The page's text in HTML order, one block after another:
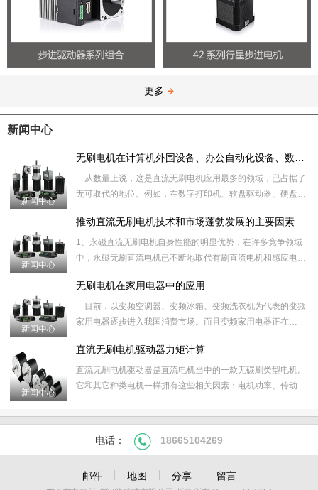
更多
新闻中心
新闻中心
从数量上说，这是直流无刷电机应用最多的领域，已占据了
无可取代的地位。例如，在数字打印机、软盘驱动器、硬盘驱
新闻中心
推动直流无刷电机技术和市场蓬勃发展的主要因素
1、永磁直流无刷电机自身性能的明显优势，在许多竞争领域
中，永磁无刷直流电机已不断地取代有刷直流电机和感应电
新闻中心
无刷电机在家用电器中的应用
目前，以变频空调器、变频冰箱、变频洗衣机为代表的变频
家用电器逐步进入我国消费市场。而且变频家用电器正在
新闻中心
直流无刷电机驱动器力矩计算
直流无刷电机驱动器是直流电机当中的一款无碳刷类型电机。
它和其它种类电机一样拥有这些相关因素：电机功率、传动
电话： 18665104269
邮件 地图 分享 留言